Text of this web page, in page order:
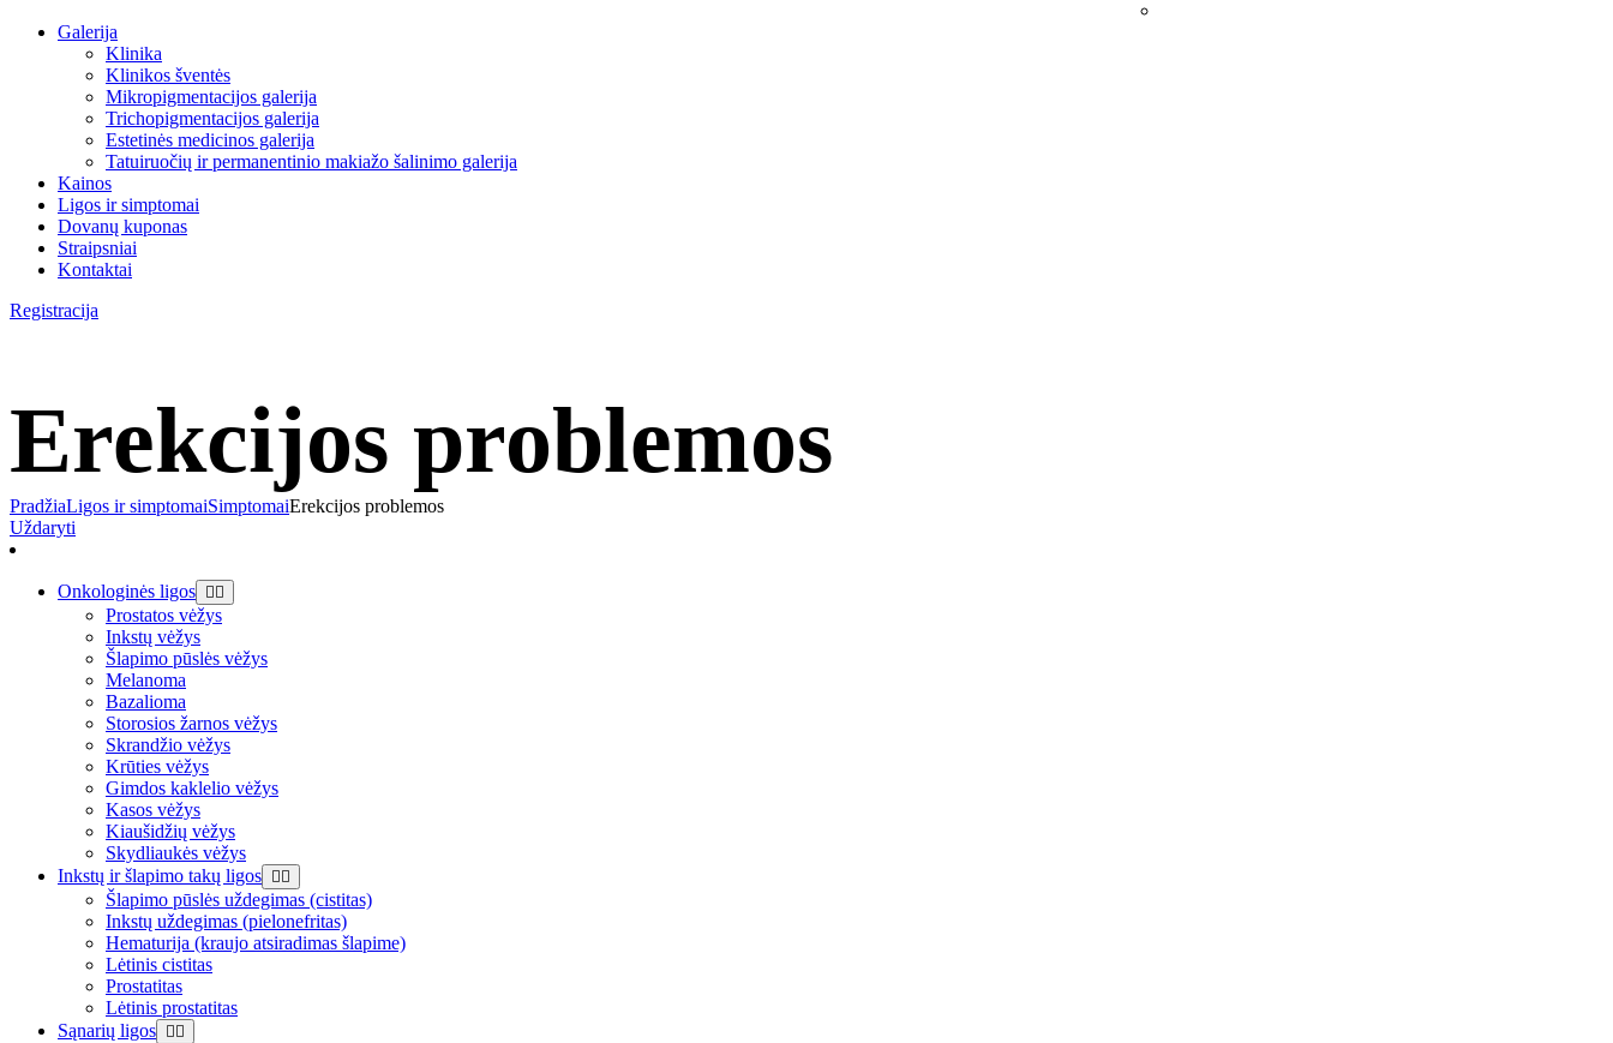
Galerija
Klinika
Klinikos šventės
Mikropigmentacijos galerija
Trichopigmentacijos galerija
Estetinės medicinos galerija
Tatuiruočių ir permanentinio makiažo šalinimo galerija
Kainos
Ligos ir simptomai
Dovanų kuponas
Straipsniai
Kontaktai
Registracija
Erekcijos problemos
PradžiaLigos ir simptomaiSimptomaiErekcijos problemos
Uždaryti
Onkologinės ligos
Prostatos vėžys
Inkstų vėžys
Šlapimo pūslės vėžys
Melanoma
Bazalioma
Storosios žarnos vėžys
Skrandžio vėžys
Krūties vėžys
Gimdos kaklelio vėžys
Kasos vėžys
Kiaušidžių vėžys
Skydliaukės vėžys
Inkstų ir šlapimo takų ligos
Šlapimo pūslės uždegimas (cistitas)
Inkstų uždegimas (pielonefritas)
Hematurija (kraujo atsiradimas šlapime)
Lėtinis cistitas
Prostatitas
Lėtinis prostatitas
Sąnarių ligos